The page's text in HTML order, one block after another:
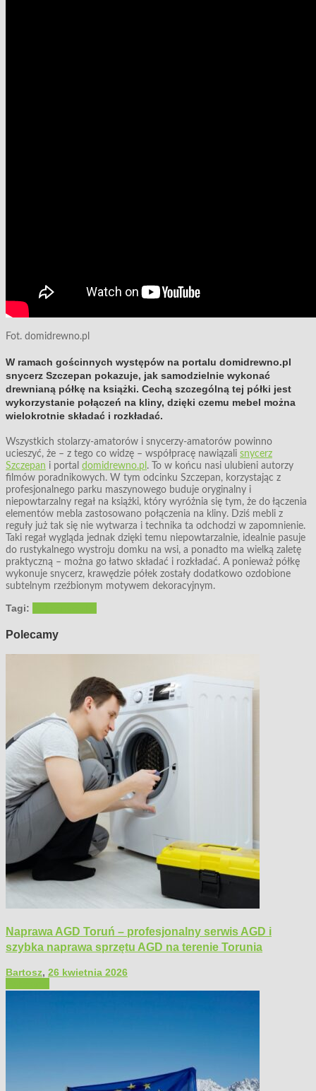
Fot. domidrewno.pl
W ramach gościnnych występów na portalu domidrewno.pl
snycerz Szczepan pokazuje, jak samodzielnie wykonać
drewnianą półkę na książki. Cechą szczególną tej półki jest
wykorzystanie połączeń na kliny, dzięki czemu mebel można
wielokrotnie składać i rozkładać.
Wszystkich stolarzy-amatorów i snycerzy-amatorów powinno
ucieszyć, że – z tego co widzę – współpracę nawiązali snycerz
Szczepan i portal domidrewno.pl . To w końcu nasi ulubieni autorzy
filmów poradnikowych. W tym odcinku Szczepan, korzystając z
profesjonalnego parku maszynowego buduje oryginalny i
niepowtarzalny regał na książki, który wyróżnia się tym, że do łączenia
elementów mebla zastosowano połączenia na kliny. Dziś mebli z
reguły już tak się nie wytwarza i technika ta odchodzi w zapomnienie.
Taki regał wygląda jednak dzięki temu niepowtarzalnie, idealnie pasuje
do rustykalnego wystroju domku na wsi, a ponadto ma wielką zaletę
praktyczną – można go łatwo składać i rozkładać. A ponieważ półkę
wykonuje snycerz, krawędzie półek zostały dodatkowo ozdobione
subtelnym rzeźbionym motywem dekoracyjnym.
Tagi:
Polecamy
Naprawa AGD Toruń – profesjonalny serwis AGD i
szybka naprawa sprzętu AGD na terenie Torunia
Bartosz, 26 kwietnia 2026